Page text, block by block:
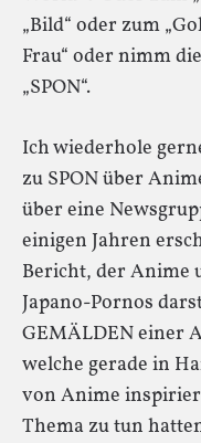
„Bild“ oder zum
Frau“ oder nimm
„SPON“.
Ich wiederhole
zu SPON über
über eine
einigen Jahren
Bericht, der Anime
Japano-Pornos
GEMÄLDEN einer
welche gerade in
von Anime
Thema zu tun